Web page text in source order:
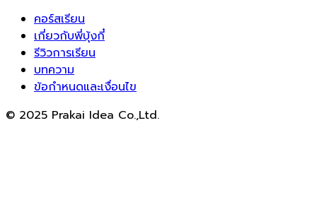
คอร์สเรียน
เกี่ยวกับพี่บุ้งกี๋
รีวิวการเรียน
บทความ
ข้อกำหนดและเงื่อนไข
© 2025 Prakai Idea Co.,Ltd.